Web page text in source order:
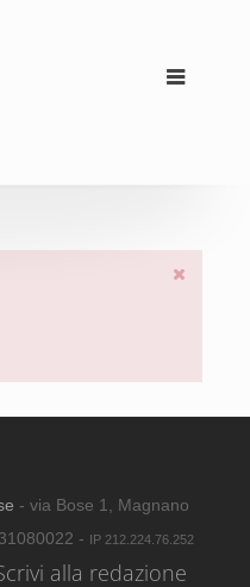
- via Bose 1, Magnano
- IP 212.224.76.252
alla redazione